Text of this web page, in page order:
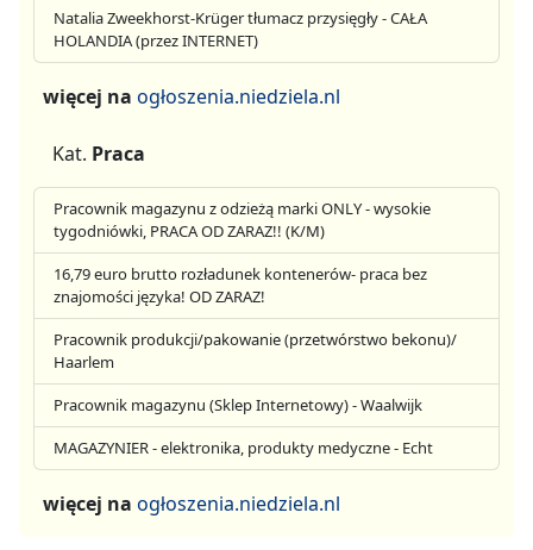
Natalia Zweekhorst-Krüger tłumacz przysięgły - CAŁA
HOLANDIA (przez INTERNET)
więcej na ogłoszenia.niedziela.nl
Kat. Praca
Pracownik magazynu z odzieżą marki ONLY - wysokie
tygodniówki, PRACA OD ZARAZ!! (K/M)
16,79 euro brutto rozładunek kontenerów- praca bez
znajomości języka! OD ZARAZ!
Pracownik produkcji/pakowanie (przetwórstwo bekonu)/
Haarlem
Pracownik magazynu (Sklep Internetowy) - Waalwijk
MAGAZYNIER - elektronika, produkty medyczne - Echt
więcej na ogłoszenia.niedziela.nl